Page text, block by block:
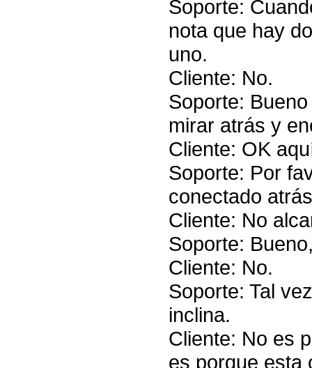
Soporte:
nota que hay
uno.
Cliente: No.
Soporte:
mirar atrás y
Cliente: OK
Soporte: Por
conectado
Cliente: No
Soporte:
Cliente: No.
Soporte: Tal
inclina.
Cliente: No es
es porque esta